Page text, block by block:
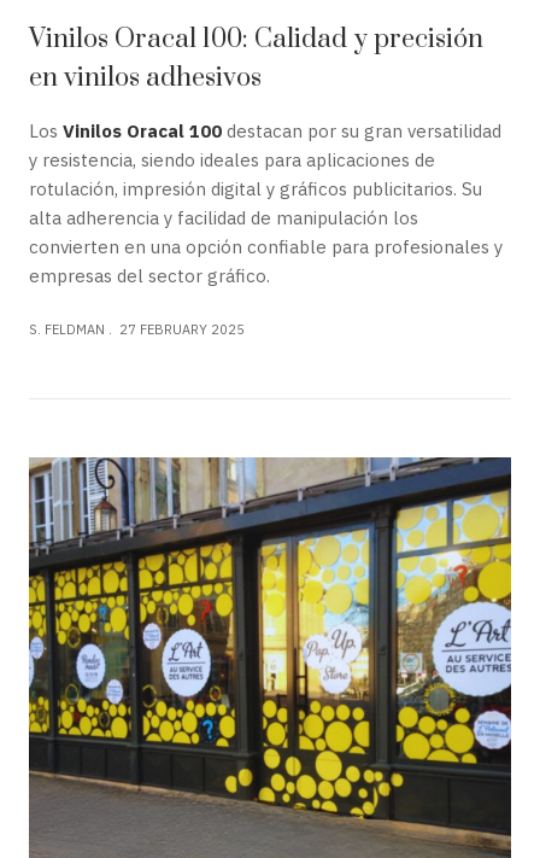
Vinilos Oracal 100: Calidad y precisión
en vinilos adhesivos
Los Vinilos Oracal 100 destacan por su gran versatilidad
y resistencia, siendo ideales para aplicaciones de
rotulación, impresión digital y gráficos publicitarios. Su
alta adherencia y facilidad de manipulación los
convierten en una opción confiable para profesionales y
empresas del sector gráfico.
S. FELDMAN 27 FEBRUARY 2025